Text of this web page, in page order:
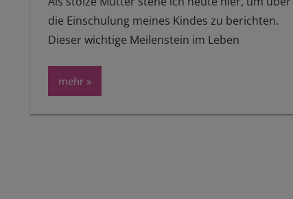
die Einschulung meines Kindes zu berichten.
Dieser wichtige Meilenstein im Leben
mehr